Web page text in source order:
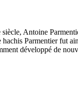
Antoine
Parmentier fut
développé de